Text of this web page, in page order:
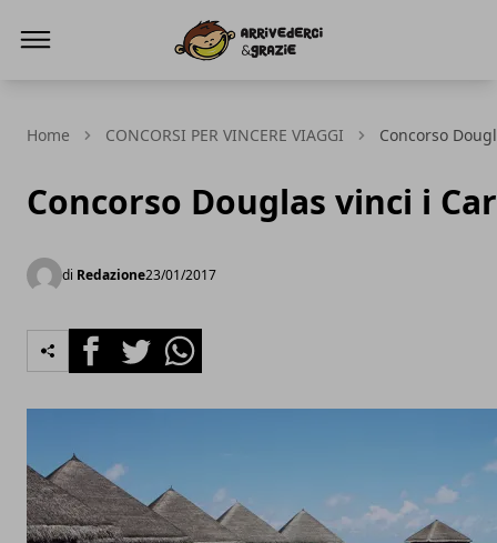
Home CONCORSI PER VINCERE VIAGGI Concorso
Concorso Douglas vinci i
di Redazione23/01/2017
FacebookTwitterWhatsapp